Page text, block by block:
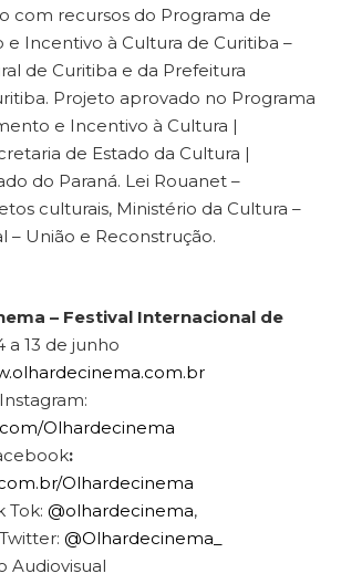
com recursos do Programa de
Incentivo à Cultura de Curitiba –
de Curitiba e da Prefeitura
Projeto aprovado no Programa
e Incentivo à Cultura |
de Estado da Cultura |
do Paraná. Lei Rouanet –
culturais, Ministério da Cultura –
– União e Reconstrução.
– Festival Internacional de
a 13 de junho
Olhardecinema
:
Olhardecinema
@olhardecinema,
@Olhardecinema_
Audiovisual